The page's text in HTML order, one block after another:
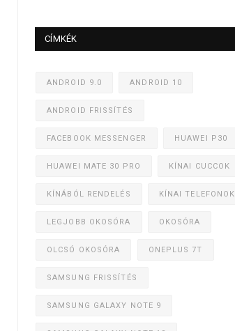
CÍMKÉK
ANDROID 9.0 ANDROID 10
ANDROID FRISSÍTÉS
FACEBOOK MESSENGER HUAWEI P30
HUAWEI MATE 30 PRO KÍNAI CUCCOK
KÍNÁBÓL RENDELÉS KÍNAI TELEFONOK
LEGJOBB OKOSÓRA OKOSÓRA
OLCSÓ OKOSÓRA ONEPLUS 7T
SAMSUNG FRISSÍTÉS
SAMSUNG GALAXY NOTE 9